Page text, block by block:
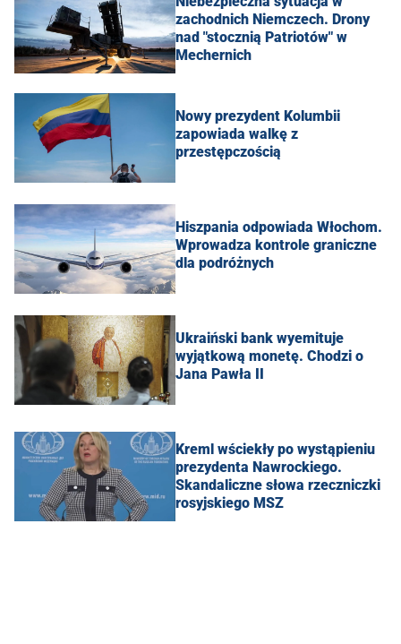
zachodnich Niemczech. Drony
nad "stocznią Patriotów" w
Mechernich
Nowy prezydent Kolumbii
zapowiada walkę z
przestępczością
Hiszpania odpowiada Włochom.
Wprowadza kontrole graniczne
dla podróżnych
Ukraiński bank wyemituje
wyjątkową monetę. Chodzi o
Jana Pawła II
Kreml wściekły po wystąpieniu
prezydenta Nawrockiego.
Skandaliczne słowa rzeczniczki
rosyjskiego MSZ